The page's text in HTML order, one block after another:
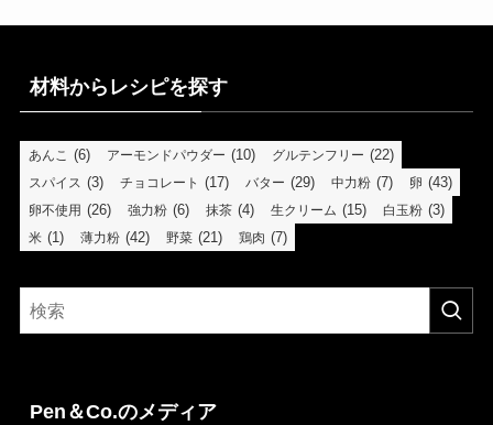
材料からレシピを探す
あんこ (6) アーモンドパウダー (10) グルテンフリー (22)
スパイス (3) チョコレート (17) バター (29) 中力粉 (7) 卵 (43)
卵不使用 (26) 強力粉 (6) 抹茶 (4) 生クリーム (15) 白玉粉 (3)
米 (1) 薄力粉 (42) 野菜 (21) 鶏肉 (7)
Pen＆Co.のメディア